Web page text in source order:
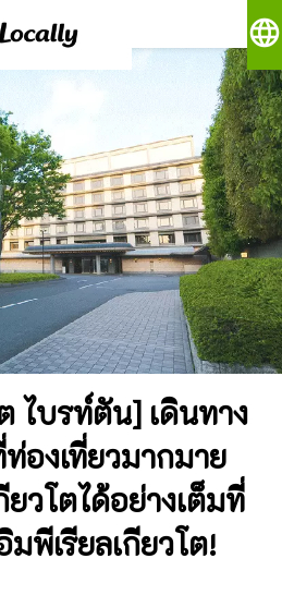
language
ไบรท์ตัน] เดินทาง
องเที่ยวมากมาย
ยวโตได้อย่างเต็มที่
พีเรียลเกียวโต!